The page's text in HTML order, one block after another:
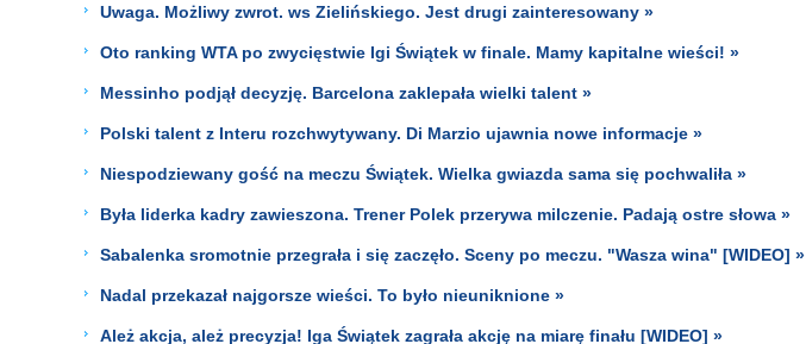
Uwaga. Możliwy zwrot. ws Zielińskiego. Jest drugi zainteresowany »
Oto ranking WTA po zwycięstwie Igi Świątek w finale. Mamy kapitalne wieści! »
Messinho podjął decyzję. Barcelona zaklepała wielki talent »
Polski talent z Interu rozchwytywany. Di Marzio ujawnia nowe informacje »
Niespodziewany gość na meczu Świątek. Wielka gwiazda sama się pochwaliła »
Była liderka kadry zawieszona. Trener Polek przerywa milczenie. Padają ostre słowa »
Sabalenka sromotnie przegrała i się zaczęło. Sceny po meczu. "Wasza wina" [WIDEO] »
Nadal przekazał najgorsze wieści. To było nieuniknione »
Ależ akcja, ależ precyzja! Iga Świątek zagrała akcję na miarę finału [WIDEO] »